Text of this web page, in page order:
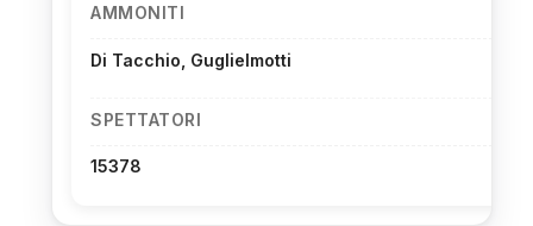
AMMONITI
Di Tacchio, Guglielmotti
SPETTATORI
15378